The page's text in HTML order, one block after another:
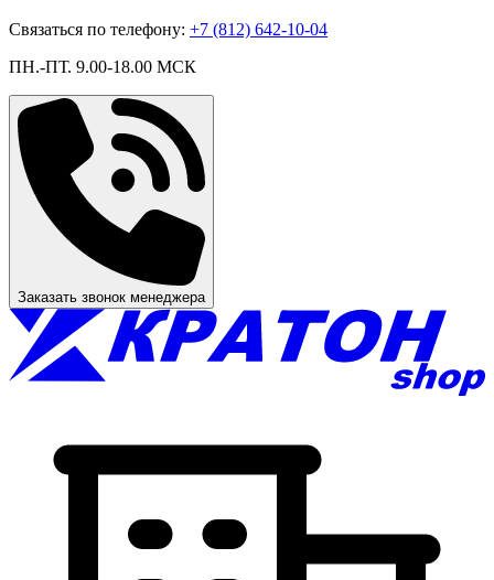
Связаться по телефону: +7 (812) 642-10-04
ПН.-ПТ. 9.00-18.00 МСК
Заказать звонок менеджера